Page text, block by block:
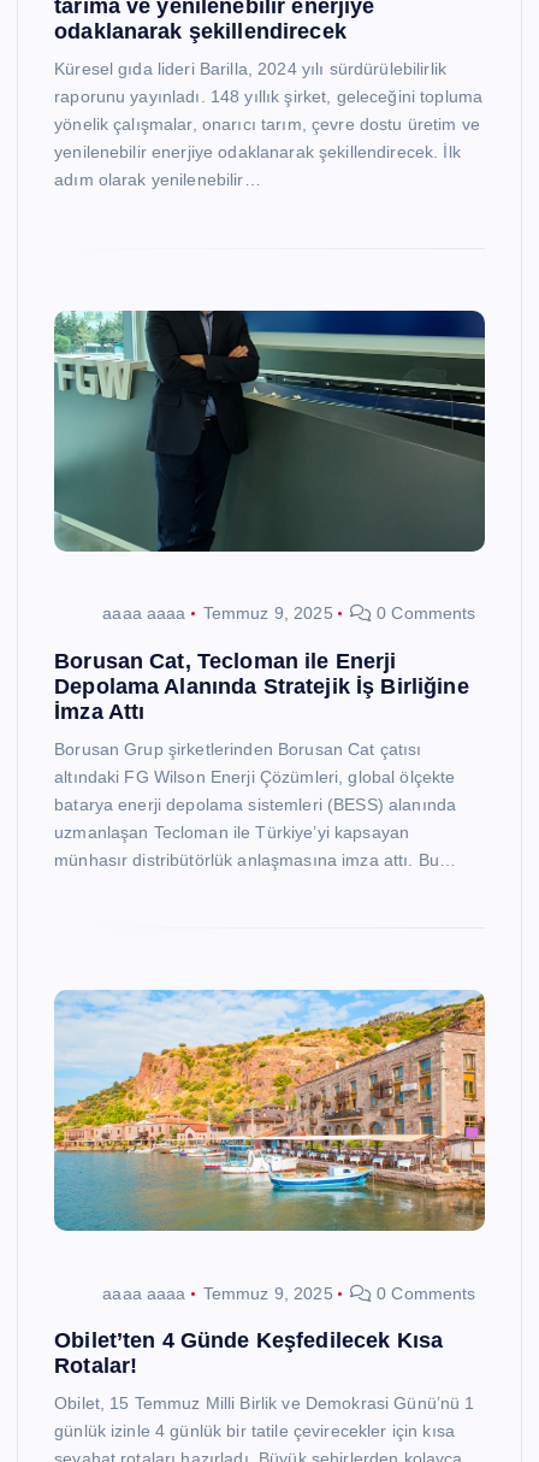
tarıma ve yenilenebilir enerjiye
odaklanarak şekillendirecek
Küresel gıda lideri Barilla, 2024 yılı sürdürülebilirlik
raporunu yayınladı. 148 yıllık şirket, geleceğini topluma
yönelik çalışmalar, onarıcı tarım, çevre dostu üretim ve
yenilenebilir enerjiye odaklanarak şekillendirecek. İlk
adım olarak yenilenebilir…
aaaa aaaa Temmuz 9, 2025 0 Comments
Borusan Cat, Tecloman ile Enerji
Depolama Alanında Stratejik İş Birliğine
İmza Attı
Borusan Grup şirketlerinden Borusan Cat çatısı
altındaki FG Wilson Enerji Çözümleri, global ölçekte
batarya enerji depolama sistemleri (BESS) alanında
uzmanlaşan Tecloman ile Türkiye’yi kapsayan
münhasır distribütörlük anlaşmasına imza attı. Bu…
aaaa aaaa Temmuz 9, 2025 0 Comments
Obilet’ten 4 Günde Keşfedilecek Kısa
Rotalar!
Obilet, 15 Temmuz Milli Birlik ve Demokrasi Günü’nü 1
günlük izinle 4 günlük bir tatile çevirecekler için kısa